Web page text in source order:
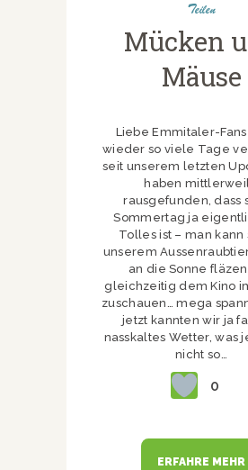
Teilen
Mücken
Mäuse
Liebe Emmitaler-Fans
wieder so viele Tage
seit unserem letzten
haben
rausgefunden, dass
Sommertag ja
Tolles ist – man kann
unserem
an die Sonne
gleichzeitig dem Kino
zuschauen… mega
jetzt kannten wir ja
nasskaltes Wetter, was
nicht so…
0
ERFAHRE MEHR